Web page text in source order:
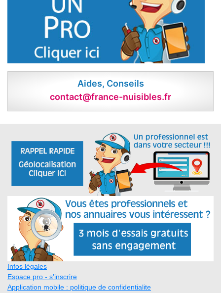
Aides, Conseils
contact@france-nuisibles.fr
Infos légales
Espace pro - s'inscrire
Application mobile : politique de confidentialite